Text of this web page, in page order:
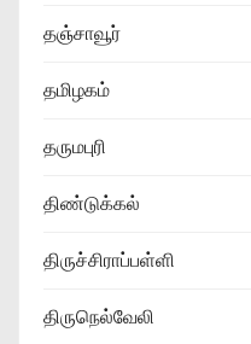
தஞ்சாவூர்
தமிழகம்
தருமபுரி
திண்டுக்கல்
திருச்சிராப்பள்ளி
திருநெல்வேலி